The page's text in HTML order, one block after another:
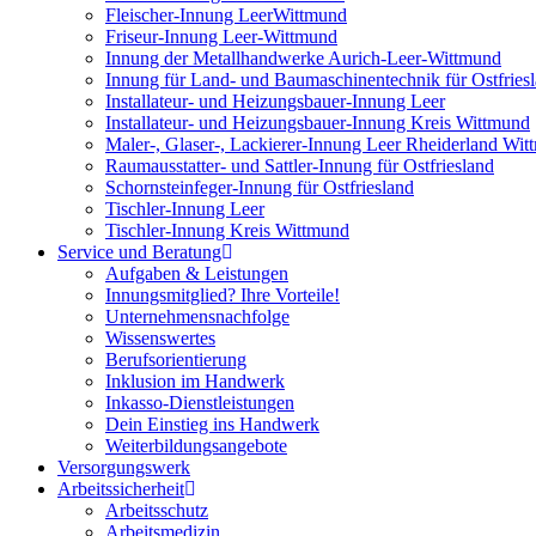
Fleischer-Innung LeerWittmund
Friseur-Innung Leer-Wittmund
Innung der Metallhandwerke Aurich-Leer-Wittmund
Innung für Land- und Baumaschinentechnik für
Installateur- und Heizungsbauer-Innung Leer
Installateur- und Heizungsbauer-Innung Kreis Wittmund
Maler-, Glaser-, Lackierer-Innung Leer Rheiderland
Raumausstatter- und Sattler-Innung für Ostfriesland
Schornsteinfeger-Innung für Ostfriesland
Tischler-Innung Leer
Tischler-Innung Kreis Wittmund
Service und Beratung
Aufgaben & Leistungen
Innungsmitglied? Ihre Vorteile!
Unternehmensnachfolge
Wissenswertes
Berufsorientierung
Inklusion im Handwerk
Inkasso-Dienstleistungen
Dein Einstieg ins Handwerk
Weiterbildungsangebote
Versorgungswerk
Arbeitssicherheit
Arbeitsschutz
Arbeitsmedizin